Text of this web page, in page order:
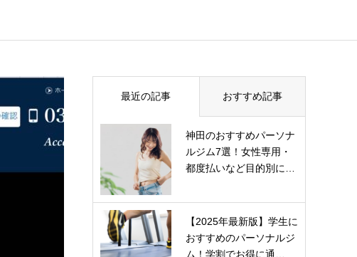
最近の記事 おすすめ記事
神田のおすすめパーソナ
ルジム7選！女性専用・
都度払いなど目的別に…
【2025年最新版】学生に
おすすめのパーソナルジ
ム！学割でお得に通…